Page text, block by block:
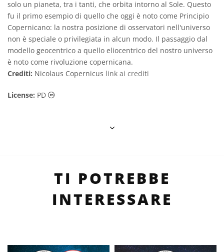
solo un pianeta, tra i tanti, che orbita intorno al Sole. Questo
fu il primo esempio di quello che oggi è noto come Principio
Copernicano: la nostra posizione di osservatori nell'universo
non è speciale o privilegiata in alcun modo. Il passaggio dal
modello geocentrico a quello eliocentrico del nostro universo
è noto come rivoluzione copernicana.
Crediti: Nicolaus Copernicus link ai crediti
License: PD Dominio Pubblico icone
TI POTREBBE
INTERESSARE